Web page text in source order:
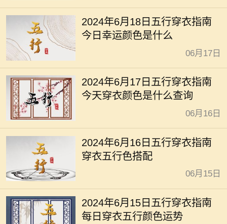
2024年6月18日五行穿衣指南
今日幸运颜色是什么
06月17日
2024年6月17日五行穿衣指南
今天穿衣颜色是什么查询
06月16日
2024年6月16日五行穿衣指南
穿衣五行色搭配
06月15日
2024年6月15日五行穿衣指南
每日穿衣五行颜色运势